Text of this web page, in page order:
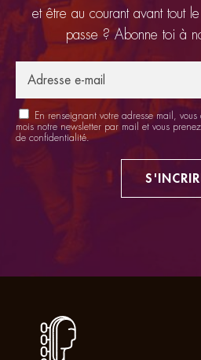
et être au courant avant tout
passe ? Abonne toi à
En renseignant votre adresse mail,
mois notre newsletter par mail et vous
de confidentialité.